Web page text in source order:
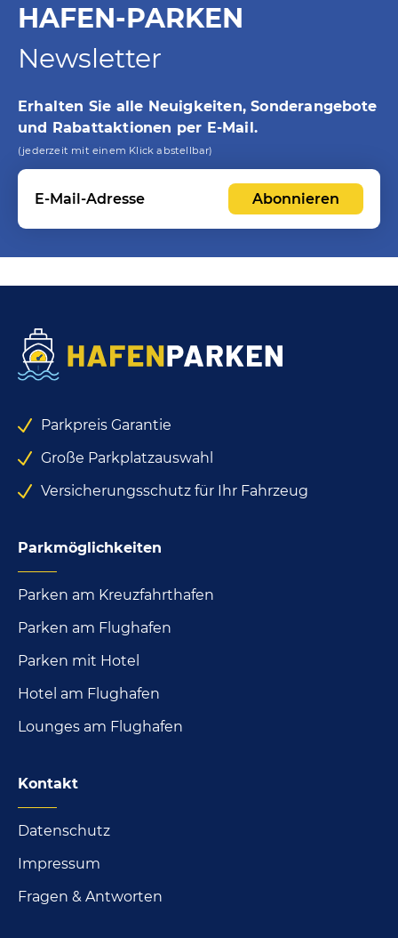
Rostock-Warnemünde (HRO)
Rotterdam (RTC)
Triest (TRI)
Venedig (VEN)
Venedig San Basilio (VEB)
HAFEN-PARKEN
Newsletter
Erhalten Sie alle Neuigkeiten, Sonderangebote
und Rabattaktionen per E-Mail.
(jederzeit mit einem Klick abstellbar)
Abonnieren
Parkpreis Garantie
Große Parkplatzauswahl
Versicherungsschutz für Ihr Fahrzeug
Parkmöglichkeiten
Parken am Kreuzfahrthafen
Parken am Flughafen
Parken mit Hotel
Hotel am Flughafen
Lounges am Flughafen
Kontakt
Datenschutz
Impressum
Fragen & Antworten